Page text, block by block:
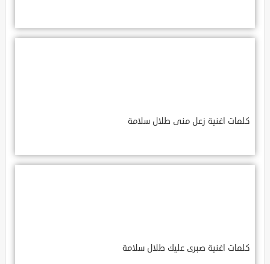
كلمات اغنية زعل منى طلال سلامة
كلمات اغنية صبرى عليك طلال سلامة